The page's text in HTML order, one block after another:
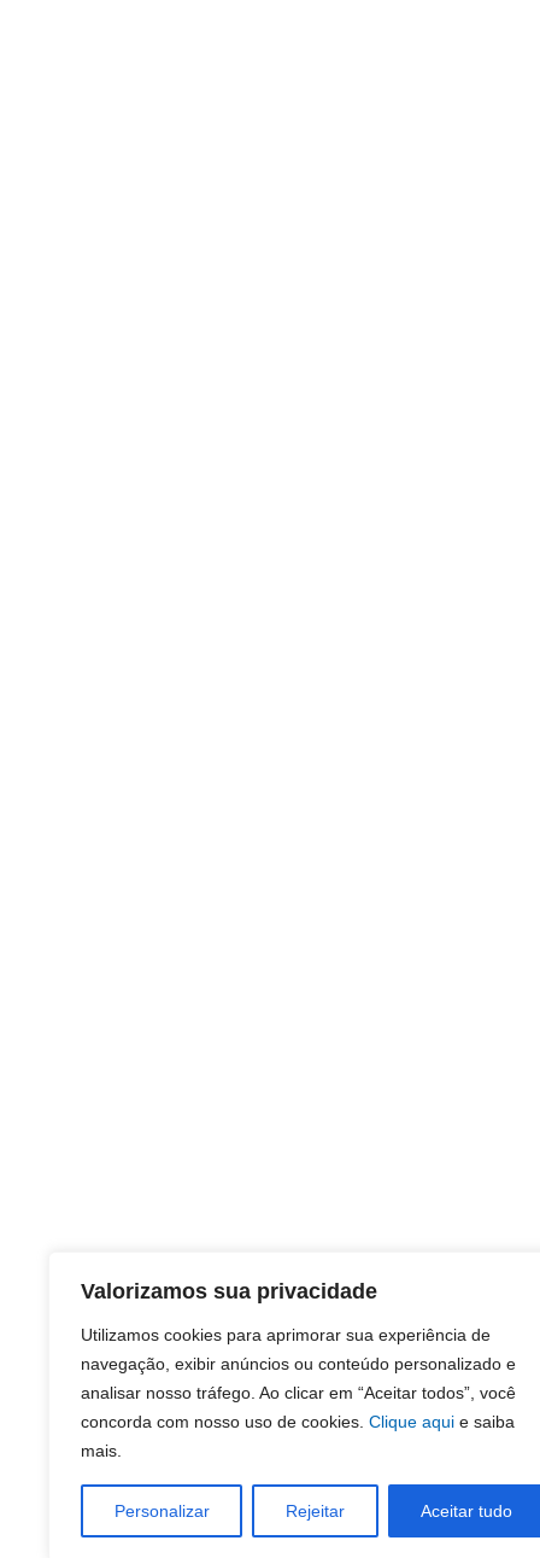
Valorizamos sua privacidade
Utilizamos cookies para aprimorar sua experiência de
navegação, exibir anúncios ou conteúdo personalizado e
analisar nosso tráfego. Ao clicar em “Aceitar todos”, você
concorda com nosso uso de cookies. Clique aqui e saiba
mais.
Personalizar Rejeitar Aceitar tudo